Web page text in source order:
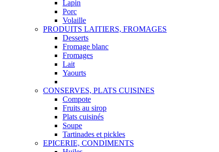
Lapin
Porc
Volaille
PRODUITS LAITIERS, FROMAGES
Desserts
Fromage blanc
Fromages
Lait
Yaourts
CONSERVES, PLATS CUISINES
Compote
Fruits au sirop
Plats cuisinés
Soupe
Tartinades et pickles
EPICERIE, CONDIMENTS